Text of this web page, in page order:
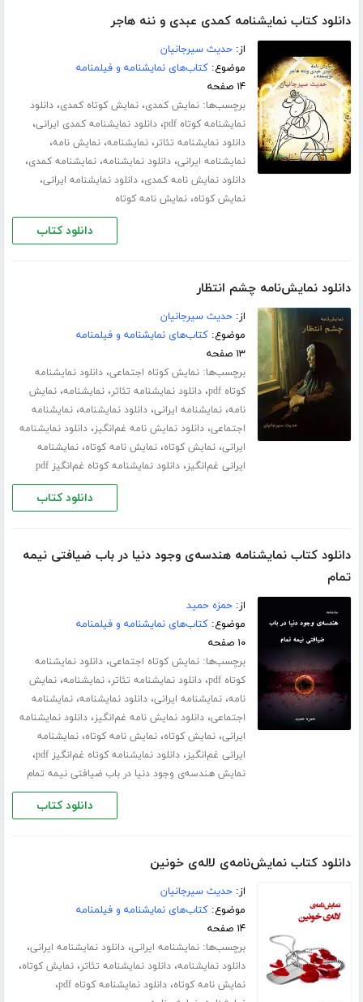
دانلود کتاب نمایشنامه کمدی عبدی و ننه هاجر
از:حدیث سیرجانیان
موضوع:کتاب‌های نمایشنامه و فیلمنامه
۱۴ صفحه
برچسب‌ها:نمایش کمدی،نمایش کوتاه کمدی،دانلود
نمایشنامه کوتاه pdf
،دانلود نمایشنامه کمدی ایرانی،
دانلود نمایشنامه تئاتر،نمایشنامه،نمایش نامه،
نمایشنامه ایرانی،دانلود نمایشنامه،نمایشنامه کمدی،
دانلود نمایش نامه کمدی،دانلود نمایشنامه ایرانی،
نمایش کوتاه،نمایش نامه کوتاه
دانلود کتاب
دانلود نمایش‌نامه چشم انتظار
از:حدیث سیرجانیان
موضوع:کتاب‌های نمایشنامه و فیلمنامه
۱۳ صفحه
برچسب‌ها:نمایش کوتاه اجتماعی،دانلود نمایشنامه
کوتاه pdf
،دانلود نمایشنامه تئاتر،نمایشنامه،نمایش
نامه،نمایشنامه ایرانی،دانلود نمایشنامه،نمایشنامه
اجتماعی،دانلود نمایش نامه غم‌انگیز،دانلود نمایشنامه
ایرانی،نمایش کوتاه،نمایش نامه کوتاه،نمایشنامه
ایرانی غم‌انگیز،دانلود نمایشنامه کوتاه غم‌انگیز pdf
دانلود کتاب
دانلود کتاب نمایشنامه هندسه‌ی وجود دنیا در باب ضیافتی نیمه
تمام
از:حمزه حمید
موضوع:کتاب‌های نمایشنامه و فیلمنامه
۱۰ صفحه
برچسب‌ها:نمایش کوتاه اجتماعی،دانلود نمایشنامه
کوتاه pdf
،دانلود نمایشنامه تئاتر،نمایشنامه،نمایش
نامه،نمایشنامه ایرانی،دانلود نمایشنامه،نمایشنامه
اجتماعی،دانلود نمایش نامه غم‌انگیز،دانلود نمایشنامه
ایرانی،نمایش کوتاه،نمایش نامه کوتاه،نمایشنامه
ایرانی غم‌انگیز،دانلود نمایشنامه کوتاه غم‌انگیز pdf ،
نمایش هندسه‌ی وجود دنیا در باب ضیافتی نیمه تمام
دانلود کتاب
دانلود کتاب نمایش‌نامه‌ی لاله‌ی خونین
از:حدیث سیرجانیان
موضوع:کتاب‌های نمایشنامه و فیلمنامه
۱۴ صفحه
برچسب‌ها:نمایشنامه ایرانی،دانلود نمایشنامه ایرانی،
دانلود نمایشنامه،دانلود نمایشنامه تئاتر،نمایش کوتاه،
نمایش نامه کوتاه،دانلود نمایشنامه کوتاه pdf ،